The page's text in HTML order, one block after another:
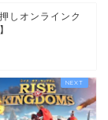
しオンラインク